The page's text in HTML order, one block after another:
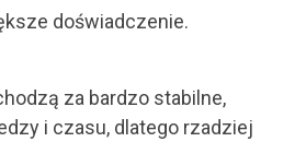
doświadczenie.
za bardzo stabilne,
i czasu, dlatego rzadziej